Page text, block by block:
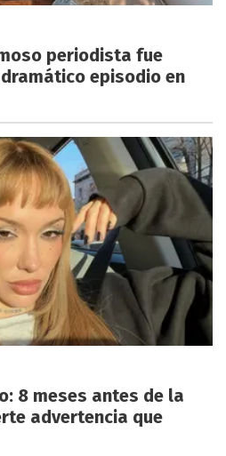
periodista fue
episodio en
8 meses antes de la
advertencia que